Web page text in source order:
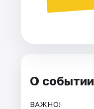
О событии
ВАЖНО!